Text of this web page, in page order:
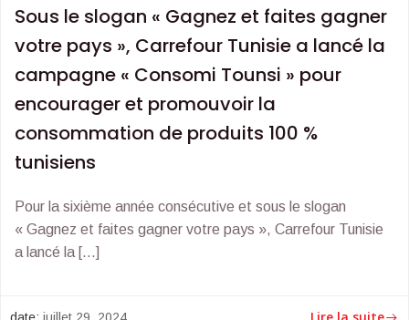
Sous le slogan « Gagnez et faites gagner
votre pays », Carrefour Tunisie a lancé la
campagne « Consomi Tounsi » pour
encourager et promouvoir la
consommation de produits 100 %
tunisiens
Pour la sixième année consécutive et sous le slogan
« Gagnez et faites gagner votre pays », Carrefour Tunisie
a lancé la […]
Lire la suite